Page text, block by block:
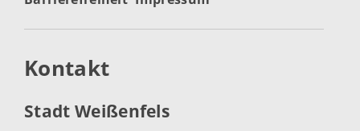
Kontakt
Stadt Weißenfels